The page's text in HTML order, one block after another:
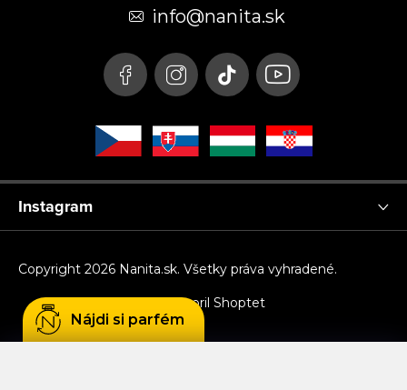
info@nanita.sk
Instagram
Vytvoril Shoptet
Copyright 2026 Nanita.sk. Všetky práva vyhradené.
Nájdi si parfém